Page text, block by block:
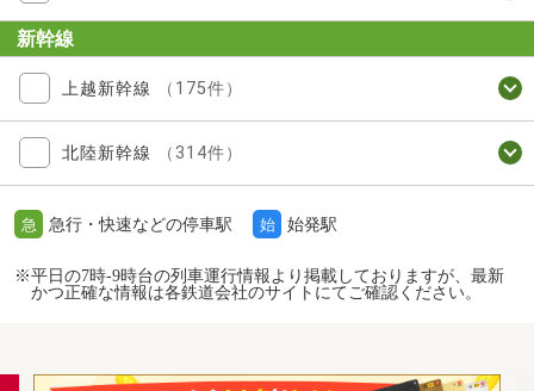
新幹線
上越新幹線 （175件）
北陸新幹線 （314件）
急 急行・快速などの停車駅 始 始発駅
※平日の7時-9時台の列車運行情報より掲載しておりますが、最新
かつ正確な情報は各鉄道会社のサイトにてご確認ください。